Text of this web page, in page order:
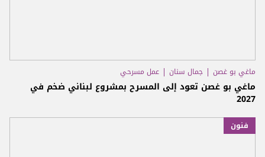
ماغي بو غصن جمال سنان عمل مسرحي
ماغي بو غصن تعود إلى المسرح بمشروع لبناني ضخم في
2027
فنون